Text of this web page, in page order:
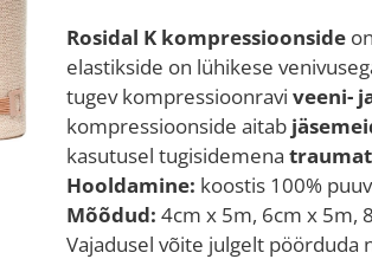
Rosidal K kompressioonside
elastikside on lühikese
tugev kompressioonraviveeni-
kompressioonside aitab
kasutusel tugisidemena
Hooldamine: koostis 100%
Mõõdud: 4cm x 5m, 6cm x 5m,
Vajadusel võite julgelt pöörduda